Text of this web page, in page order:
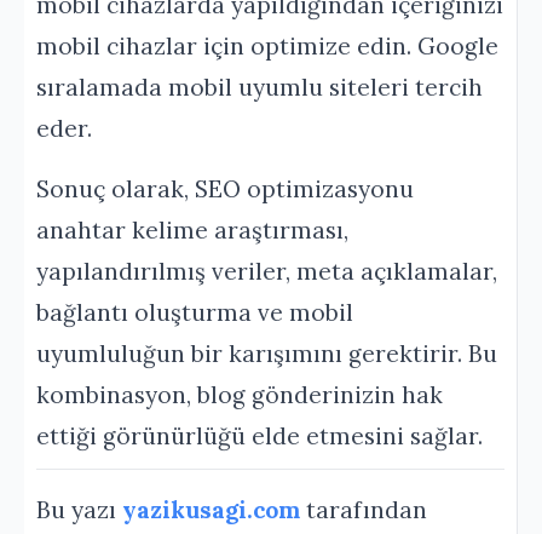
mobil cihazlar için optimize edin. Google
sıralamada mobil uyumlu siteleri tercih
eder.
Sonuç olarak, SEO optimizasyonu
anahtar kelime araştırması,
yapılandırılmış veriler, meta açıklamalar,
bağlantı oluşturma ve mobil
uyumluluğun bir karışımını gerektirir. Bu
kombinasyon, blog gönderinizin hak
ettiği görünürlüğü elde etmesini sağlar.
Bu yazı yazikusagi.com tarafından